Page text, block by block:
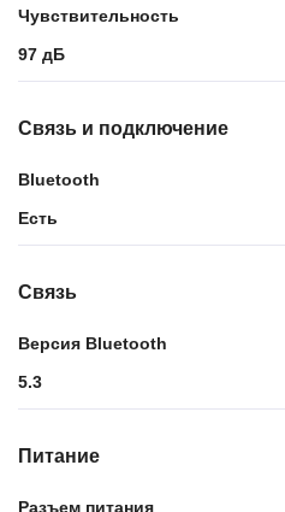
Чувствительность
97 дБ
Связь и подключение
Bluetooth
Есть
Связь
Версия Bluetooth
5.3
Питание
Разъем питания